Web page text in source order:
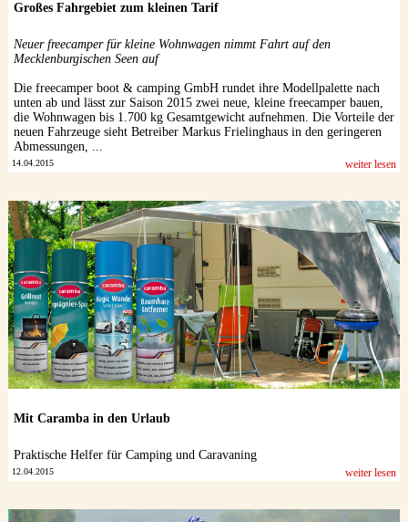
Großes Fahrgebiet zum kleinen Tarif
Neuer freecamper für kleine Wohnwagen nimmt Fahrt auf den
Mecklenburgischen Seen auf
Die freecamper boot & camping GmbH rundet ihre Modellpalette nach
unten ab und lässt zur Saison 2015 zwei neue, kleine freecamper bauen,
die Wohnwagen bis 1.700 kg Gesamtgewicht aufnehmen. Die Vorteile der
neuen Fahrzeuge sieht Betreiber Markus Frielinghaus in den geringeren
Abmessungen, ...
14.04.2015 weiter lesen
Mit Caramba in den Urlaub
Praktische Helfer für Camping und Caravaning
12.04.2015 weiter lesen